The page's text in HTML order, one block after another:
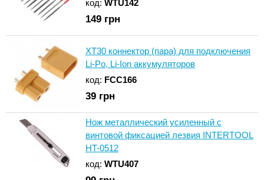
код: WTU142
149 грн
XT30 коннектор (пара) для подключения
Li-Po, Li-Ion аккумуляторов
код: FCC166
39 грн
Нож металлический усиленный с
винтовой фиксацией лезвия INTERTOOL
HT-0512
код: WTU407